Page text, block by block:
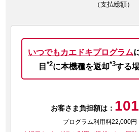
（支払総額）
いつでもカエドキプログラム
目 *2に本機種を返却*3する
お客さま負担額は：
プログラム利用料22,000円